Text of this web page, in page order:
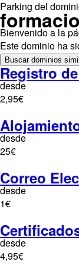
Parking del
Bienvenido a la
Este dominio ha
Buscar dominios
Registro
desde
2,95€
desde
25€
Correo
desde
1€
desde
4,95€